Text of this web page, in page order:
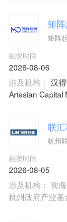
矩
矩阵
融资时间
2026-08-06
涉及机构： 汉
Artesian Capital
联
杭州
融资时间
2026-08-05
涉及机构： 前
杭州政府产业